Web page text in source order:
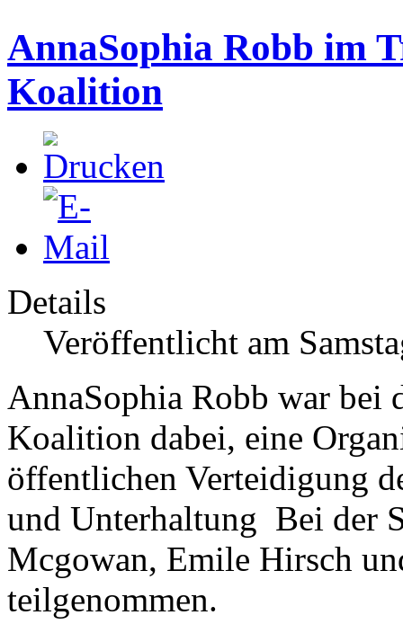
AnnaSophia Robb im
Koalition
Details
Veröffentlicht am
AnnaSophia Robb war bei
Koalition dabei, eine
öffentlichen Verteidigung
und Unterhaltung Bei der
Mcgowan, Emile Hirsch
teilgenommen.